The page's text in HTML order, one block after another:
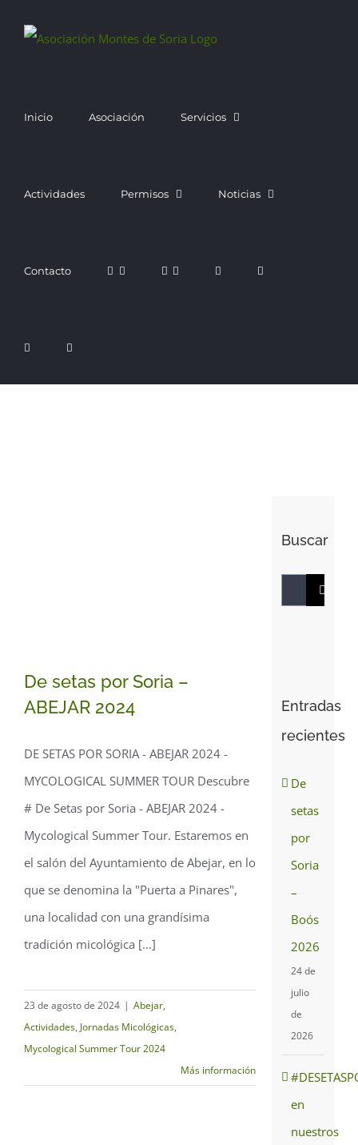
Inicio Asociación Servicios
Actividades Permisos Noticias
Contacto
De setas por Soria –
ABEJAR 2024
De setas por Soria –
ABEJAR 2024
DE SETAS POR SORIA - ABEJAR 2024 -
MYCOLOGICAL SUMMER TOUR Descubre
# De Setas por Soria - ABEJAR 2024 -
Mycological Summer Tour. Estaremos en
el salón del Ayuntamiento de Abejar, en lo
que se denomina la "Puerta a Pinares",
una localidad con una grandísima
tradición micológica [...]
23 de agosto de 2024 | Abejar,
Actividades, Jornadas Micológicas,
Mycological Summer Tour 2024
Más información
Buscar
Buscar:
Entradas
recientes
De
setas
por
Soria
–
Boós
2026
24 de
julio
de
2026
en
nuestros